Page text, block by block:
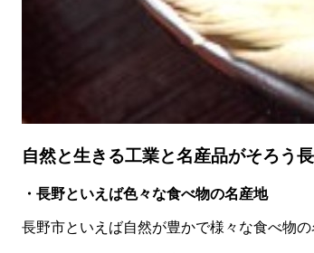
自然と生きる工業と名産品がそろう
・長野といえば色々な食べ物の名産地
長野市といえば自然が豊かで様々な食べ物の